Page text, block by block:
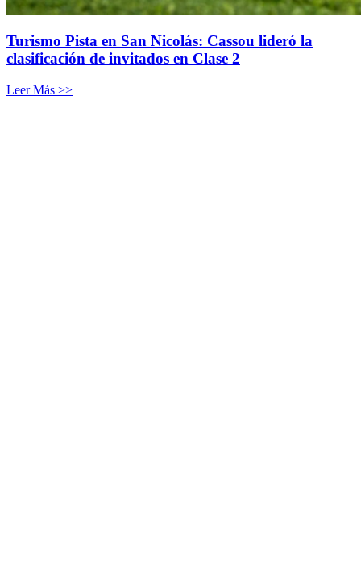
Turismo Pista en San Nicolás: Cassou lideró la
clasificación de invitados en Clase 2
Leer Más >>